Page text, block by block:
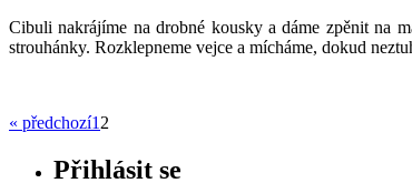
Cibuli nakrájíme na drobné kousky a dáme zpěnit na
strouhánky. Rozklepneme vejce a mícháme, dokud
« předchozí1 2
Přihlásit se